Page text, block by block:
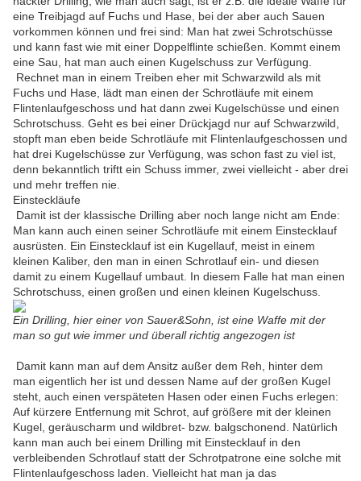
eine Treibjagd auf Fuchs und Hase, bei der aber auch Sauen
vorkommen können und frei sind: Man hat zwei Schrotschüsse
und kann fast wie mit einer Doppelflinte schießen. Kommt einem
eine Sau, hat man auch einen Kugelschuss zur Verfügung.
Rechnet man in einem Treiben eher mit Schwarzwild als mit
Fuchs und Hase, lädt man einen der Schrotläufe mit einem
Flintenlaufgeschoss und hat dann zwei Kugelschüsse und einen
Schrotschuss. Geht es bei einer Drückjagd nur auf Schwarzwild,
stopft man eben beide Schrotläufe mit Flintenlaufgeschossen und
hat drei Kugelschüsse zur Verfügung, was schon fast zu viel ist,
denn bekanntlich triftt ein Schuss immer, zwei vielleicht - aber drei
und mehr treffen nie.
Einsteckläufe
Damit ist der klassische Drilling aber noch lange nicht am Ende:
Man kann auch einen seiner Schrotläufe mit einem Einstecklauf
ausrüsten. Ein Einstecklauf ist ein Kugellauf, meist in einem
kleinen Kaliber, den man in einen Schrotlauf ein- und diesen
damit zu einem Kugellauf umbaut. In diesem Falle hat man einen
Schrotschuss, einen großen und einen kleinen Kugelschuss.
Ein Drilling, hier einer von Sauer&Sohn, ist eine Waffe mit der
man so gut wie immer und überall richtig angezogen ist
Damit kann man auf dem Ansitz außer dem Reh, hinter dem
man eigentlich her ist und dessen Name auf der großen Kugel
steht, auch einen verspäteten Hasen oder einen Fuchs erlegen:
Auf kürzere Entfernung mit Schrot, auf größere mit der kleinen
Kugel, geräuscharm und wildbret- bzw. balgschonend. Natürlich
kann man auch bei einem Drilling mit Einstecklauf in den
verbleibenden Schrotlauf statt der Schrotpatrone eine solche mit
Flintenlaufgeschoss laden. Vielleicht hat man ja das